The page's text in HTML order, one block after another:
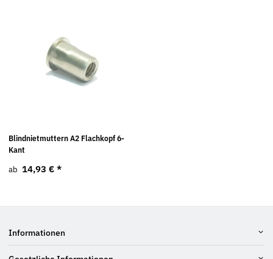
Blindnietmuttern A2 Flachkopf 6-
Kant
ab 14,93 € *
Informationen